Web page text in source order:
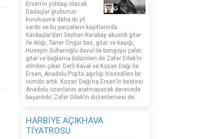
Ersen’in yoldaşı olacak
Dadaşlar grubunun
kuruluşuna daha iki yıl
vardır ve bu parçaların kayıtlarında
Kardaşlar’dan Seyhan Karabay akustik gitar
ile ıklığı, Taner Öngür bas, gitar ve kaşığı,
Hüseyin Sultanoğlu davul ile bongoyu çalar;
gitar ve bağlama bölümleri de Zafer Dilek’in
elinden çıkar. Derli Kaval ve Kozan Dağı ile
Ersen, Anadolu Pop’ta ağırlığı hissedilen bir
isimdir artık. Kozan Dağı’na Ersen’in bestesi
Anadolu ozanlarını aratmayacak derecede
başarılıdır; Zafer Dilek’in düzenlemesi de.
HARBİYE AÇIKHAVA
TİYATROSU